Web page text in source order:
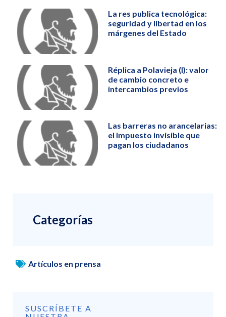
La res publica tecnológica:
seguridad y libertad en los
márgenes del Estado
Réplica a Polavieja (I): valor
de cambio concreto e
intercambios previos
Las barreras no arancelarias:
el impuesto invisible que
pagan los ciudadanos
Categorías
Artículos en prensa
SUSCRÍBETE A